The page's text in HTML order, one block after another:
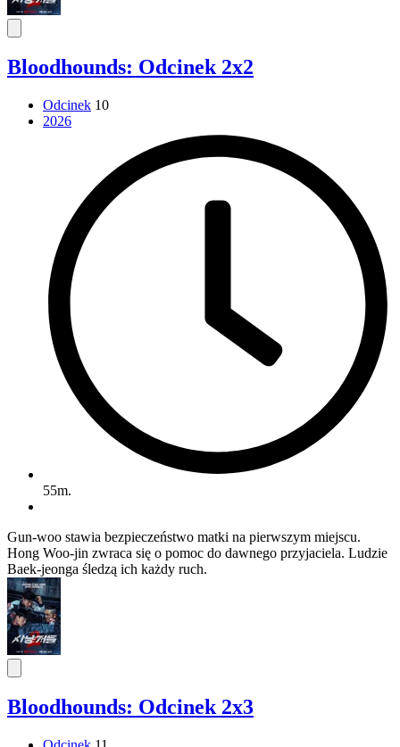
Bloodhounds: Odcinek 2x2
Odcinek 10
2026
55m.
Gun-woo stawia bezpieczeństwo matki na pierwszym miejscu.
Hong Woo-jin zwraca się o pomoc do dawnego przyjaciela. Ludzie
Baek-jeonga śledzą ich każdy ruch.
Bloodhounds: Odcinek 2x3